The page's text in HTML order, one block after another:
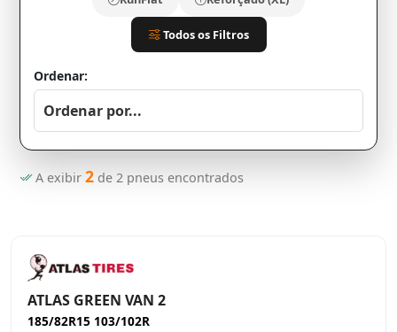
Todos os Filtros
Ordenar:
A exibir 2 de 2 pneus encontrados
ATLAS GREEN VAN 2
185/82R15 103/102R